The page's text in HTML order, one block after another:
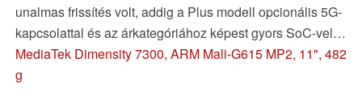
unalmas frissítés volt, addig a Plus modell opcionális 5G-
kapcsolattal és az árkategóriához képest gyors SoC-vel
érkezik. Ez teszi a Samsung Galaxy Tab A11+ 5G-t
izgalmas alternatívává a 300 euró (253 dollár) alatti
MediaTek Dimensity 7300, ARM Mali-G615 MP2, 11", 482
g